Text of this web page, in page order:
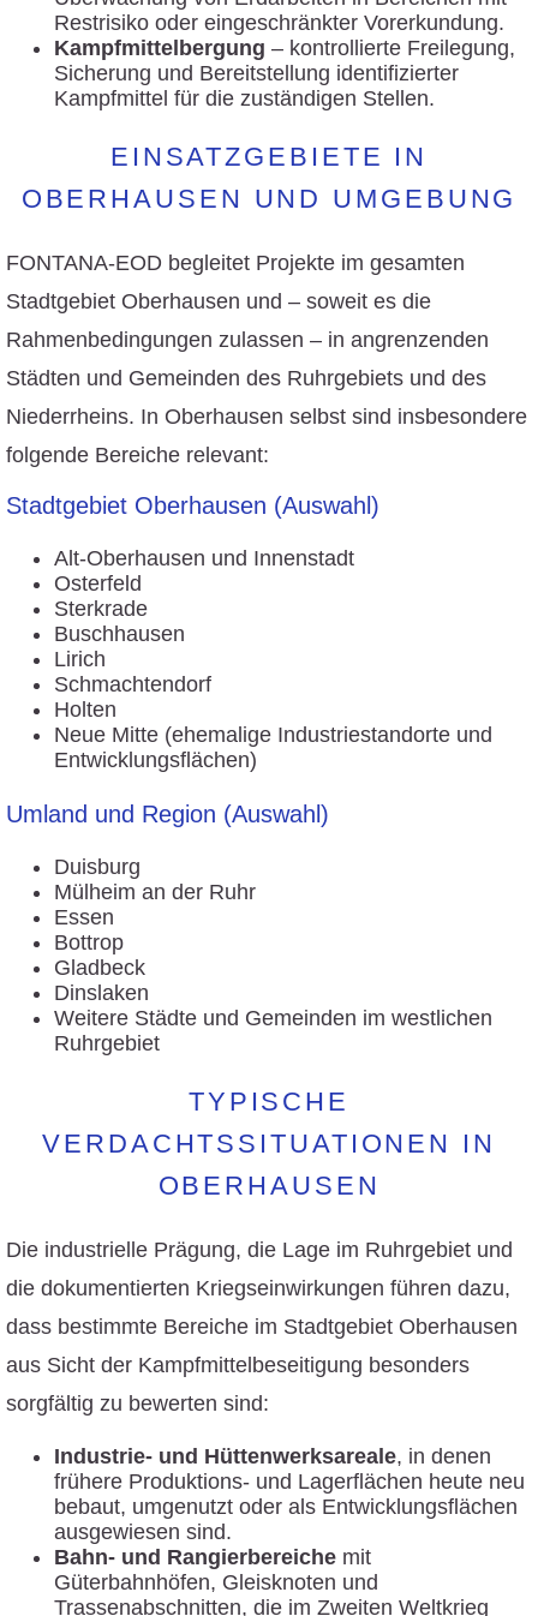
Restrisiko oder eingeschränkter Vorerkundung.
Kampfmittelbergung – kontrollierte Freilegung,
Sicherung und Bereitstellung identifizierter
Kampfmittel für die zuständigen Stellen.
EINSATZGEBIETE IN
OBERHAUSEN UND UMGEBUNG
FONTANA-EOD begleitet Projekte im gesamten
Stadtgebiet Oberhausen und – soweit es die
Rahmenbedingungen zulassen – in angrenzenden
Städten und Gemeinden des Ruhrgebiets und des
Niederrheins. In Oberhausen selbst sind insbesondere
folgende Bereiche relevant:
Stadtgebiet Oberhausen (Auswahl)
Alt-Oberhausen und Innenstadt
Osterfeld
Sterkrade
Buschhausen
Lirich
Schmachtendorf
Holten
Neue Mitte (ehemalige Industriestandorte und
Entwicklungsflächen)
Umland und Region (Auswahl)
Duisburg
Mülheim an der Ruhr
Essen
Bottrop
Gladbeck
Dinslaken
Weitere Städte und Gemeinden im westlichen
Ruhrgebiet
TYPISCHE
VERDACHTSSITUATIONEN IN
OBERHAUSEN
Die industrielle Prägung, die Lage im Ruhrgebiet und
die dokumentierten Kriegseinwirkungen führen dazu,
dass bestimmte Bereiche im Stadtgebiet Oberhausen
aus Sicht der Kampfmittelbeseitigung besonders
sorgfältig zu bewerten sind:
Industrie- und Hüttenwerksareale, in denen
frühere Produktions- und Lagerflächen heute neu
bebaut, umgenutzt oder als Entwicklungsflächen
ausgewiesen sind.
Bahn- und Rangierbereiche mit
Güterbahnhöfen, Gleisknoten und
Trassenabschnitten, die im Zweiten Weltkrieg